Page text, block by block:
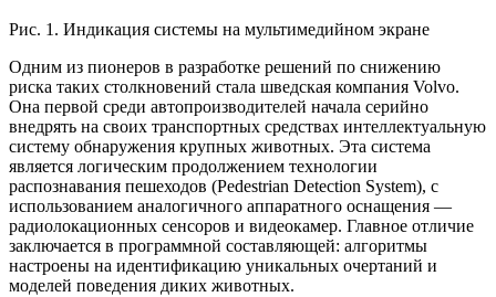
Рис. 1. Индикация системы на мультимедийном экране
Одним из пионеров в разработке решений по снижению
риска таких столкновений стала шведская компания Volvo.
Она первой среди автопроизводителей начала серийно
внедрять на своих транспортных средствах интеллектуальную
систему обнаружения крупных животных. Эта система
является логическим продолжением технологии
распознавания пешеходов (Pedestrian Detection System), с
использованием аналогичного аппаратного оснащения —
радиолокационных сенсоров и видеокамер. Главное отличие
заключается в программной составляющей: алгоритмы
настроены на идентификацию уникальных очертаний и
моделей поведения диких животных.